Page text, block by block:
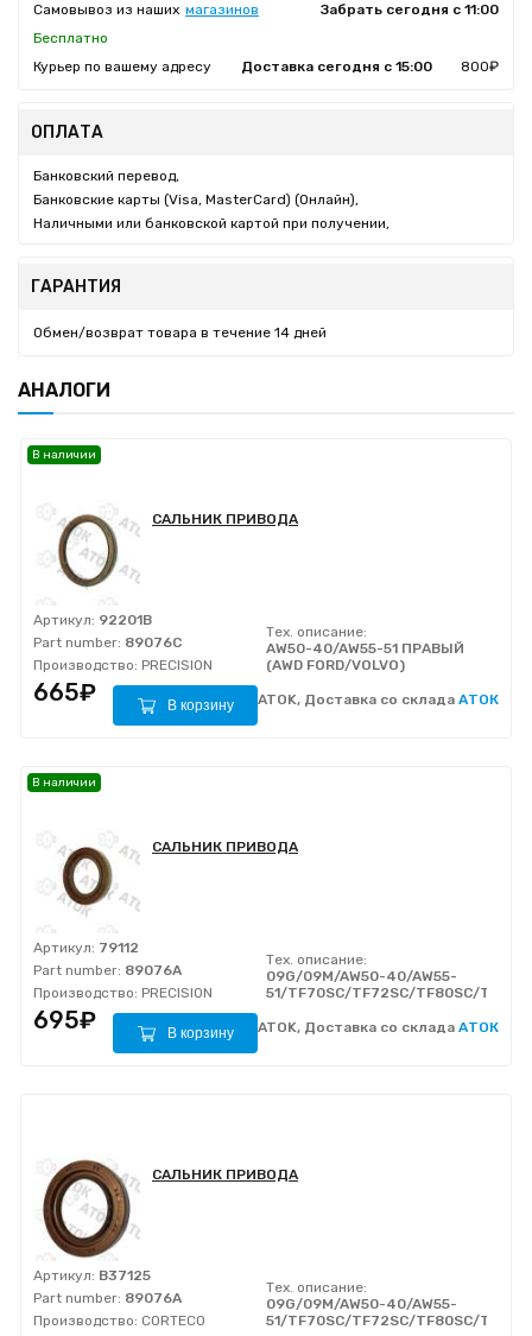
Самовывоз из наших магазинов
Забрать сегодня с 11:00
Бесплатно
Курьер по вашему адресу
Доставка сегодня с 15:00 800₽
ОПЛАТА
Банковский перевод,
Банковские карты (Visa, MasterCard) (Онлайн),
Наличными или банковской картой при получении,
ГАРАНТИЯ
Обмен/возврат товара в течение 14 дней
АНАЛОГИ
САЛЬНИК ПРИВОДА
Артикул: 92201B
Part number: 89076C
Производство: PRECISION
Тех. описание:
AW50-40/AW55-51 ПРАВЫЙ
(AWD FORD/VOLVO)
В наличии
665₽ В корзину ATOK, Доставка со склада АТОК
САЛЬНИК ПРИВОДА
Артикул: 79112
Part number: 89076A
Производство: PRECISION
Тех. описание:
09G/09M/AW50-40/AW55-
51/TF70SC/TF72SC/TF80SC/
В наличии
695₽ В корзину ATOK, Доставка со склада АТОК
САЛЬНИК ПРИВОДА
Артикул: B37125
Part number: 89076A
Производство: CORTECO
Тех. описание:
09G/09M/AW50-40/AW55-
51/TF70SC/TF72SC/TF80SC/